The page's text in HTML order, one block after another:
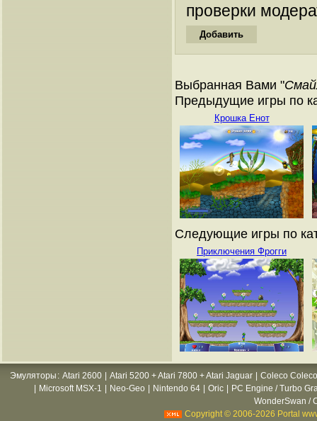
проверки
Выбранная Вами "
Предыдущие игры по
Крошка Енот
Следующие игры по
Приключения Фрогги
Эмуляторы : Atari 2600 Atari 5200 + Atari 7800 + Atari Jaguar
Coleco
Microsoft MSX-1 Neo-Geo Nintendo 64 Oric
PC Engine / Turbo
WonderSwan /
Copyright © 2006-2026 Portal